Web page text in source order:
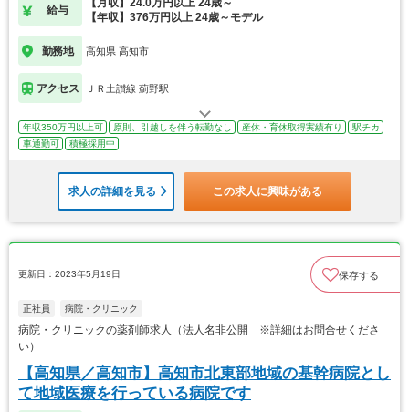
給与
【月収】24.0万円以上 24歳～
【年収】376万円以上 24歳～モデル
勤務地 高知県 高知市
アクセス ＪＲ土讃線 薊野駅
年収350万円以上可 原則、引越しを伴う転勤なし 産休・育休取得実績有り
駅チカ
車通勤可
積極採用中
求人の詳細を見る この求人に興味がある
更新日：2023年5月19日 保存する
正社員 病院・クリニック
病院・クリニックの薬剤師求人（法人名非公開 ※詳細はお問合せくださ
い）
【高知県／高知市】高知市北東部地域の基幹病院とし
て地域医療を行っている病院です